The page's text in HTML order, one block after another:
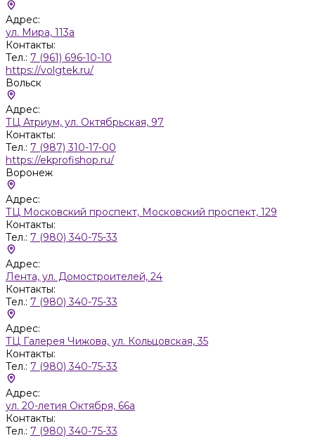
Адрес:
ул. Мира, 113а
Контакты:
Тел.: 7 (961) 696-10-10
https://volgtek.ru/
Вольск
Адрес:
ТЦ Атриум, ул. Октябрьская, 97
Контакты:
Тел.: 7 (987) 310-17-00
https://ekprofishop.ru/
Воронеж
Адрес:
ТЦ Московский проспект, Московский проспект, 129
Контакты:
Тел.: 7 (980) 340-75-33
Адрес:
Лента, ул. Домостроителей, 24
Контакты:
Тел.: 7 (980) 340-75-33
Адрес:
ТЦ Галерея Чижова, ул. Кольцовская, 35
Контакты:
Тел.: 7 (980) 340-75-33
Адрес:
ул. 20-летия Октября, 66а
Контакты:
Тел.: 7 (980) 340-75-33